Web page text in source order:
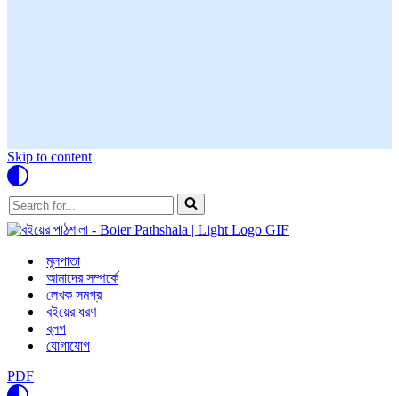
Skip to content
Search
for...
মূলপাতা
আমাদের সম্পর্কে
লেখক সমগ্র
বইয়ের ধরণ
ব্লগ
যোগাযোগ
PDF